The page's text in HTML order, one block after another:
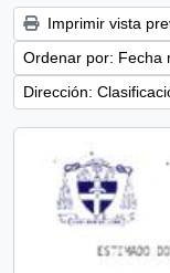
Imprimir vista
Ordenar por: Fecha
Dirección: